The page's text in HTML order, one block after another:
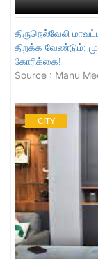
திருநெல்வேலி
திறக்க வேண்டும்;
கோரிக்கை!
Source : Manu
CITY